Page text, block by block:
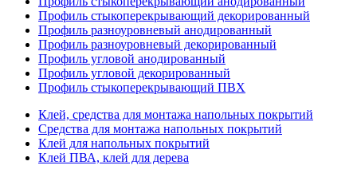
Профиль стыкоперекрывающий декорированный
Профиль разноуровневый анодированный
Профиль разноуровневый декорированный
Профиль угловой анодированный
Профиль угловой декорированный
Профиль стыкоперекрывающий ПВХ
Клей, средства для монтажа напольных покрытий
Средства для монтажа напольных покрытий
Клей для напольных покрытий
Клей ПВА, клей для дерева